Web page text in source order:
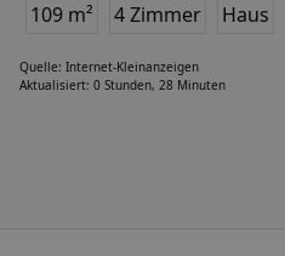
109 m²
4 Zimmer Haus
Quelle: Internet-Kleinanzeigen
Aktualisiert: 0 Stunden, 28 Minuten